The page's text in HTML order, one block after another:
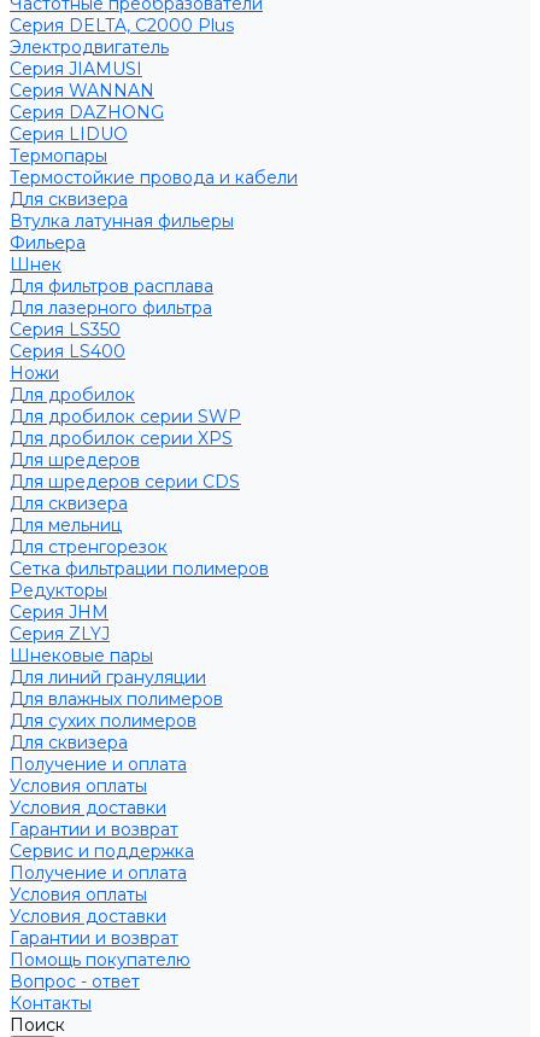
Серия DELTA, С2000 Plus
Электродвигатель
Серия JIAMUSI
Серия WANNAN
Серия DAZHONG
Серия LIDUO
Термопары
Термостойкие провода и кабели
Для сквизера
Втулка латунная фильеры
Фильера
Шнек
Для фильтров расплава
Для лазерного фильтра
Серия LS350
Серия LS400
Ножи
Для дробилок
Для дробилок серии SWP
Для дробилок серии XPS
Для шредеров
Для шредеров серии CDS
Для сквизера
Для мельниц
Для стренгорезок
Сетка фильтрации полимеров
Редукторы
Серия JHM
Серия ZLYJ
Шнековые пары
Для линий грануляции
Для влажных полимеров
Для сухих полимеров
Для сквизера
Получение и оплата
Условия оплаты
Условия доставки
Гарантии и возврат
Сервис и поддержка
Получение и оплата
Условия оплаты
Условия доставки
Гарантии и возврат
Помощь покупателю
Вопрос - ответ
Контакты
Поиск